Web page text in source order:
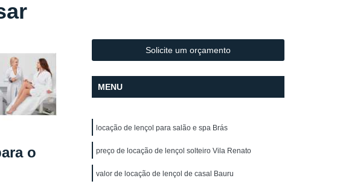
de Banho
Lavagem de Toalha para Salão de Cabeleireiro
São Paulo
Empresa de Lavagem de Uniforme
da Empresa
Lavagem de Uniforme de Trabalho
e Epi
Lavagem de Uniforme Grande São Paulo
Lavagem de Uniforme São Paulo
o
Solicite um orçamento
MENU
locação de lençol para salão e spa Brás
preço de locação de lençol solteiro Vila Renato
valor de locação de lençol de casal Bauru